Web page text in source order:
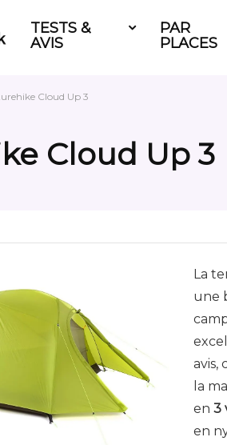
TESTS &
AVIS
PAR
PLACES
Cloud Up 3
Cloud Up 3
La
une
avis,
la
en 3
en